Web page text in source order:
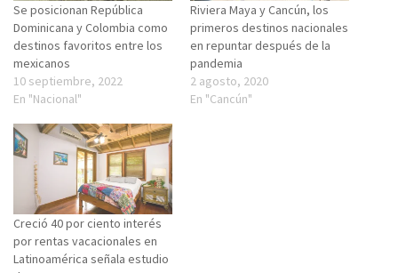
Se posicionan República
Dominicana y Colombia como
destinos favoritos entre los
mexicanos
10 septiembre, 2022
En "Nacional"
Riviera Maya y Cancún, los
primeros destinos nacionales
en repuntar después de la
pandemia
2 agosto, 2020
En "Cancún"
Creció 40 por ciento interés
por rentas vacacionales en
Latinoamérica señala estudio